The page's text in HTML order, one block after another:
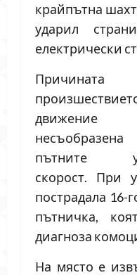
крайпътна
ударил
електрически
пътните
скорост. При
пострадала 16-
пътничка,
диагноза
На място е